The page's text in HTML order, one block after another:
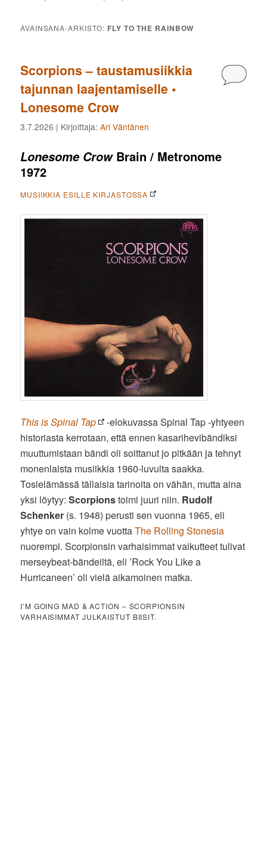
AVAINSANA-ARKISTO: FLY TO THE RAINBOW
Scorpions – taustamusiikkia
tajunnan laajentamiselle •
Lonesome Crow
3.7.2026 | Kirjoittaja:Ari Väntänen
Lonesome CrowBrain / Metronome
1972
MUSIIKKIA ESILLE KIRJASTOSSA
This is Spinal Tap
-elokuvassa Spinal Tap -yhtyeen
historiasta kerrotaan, että ennen kasarihevibändiksi
muuttumistaan bändi oli soittanut jo pitkään ja tehnyt
monenlaista musiikkia 1960-luvulta saakka.
Tosielämässä tällaisia tarinoita on vähän, mutta aina
yksi löytyy:Scorpionstoimi juuri niin. Rudolf
Schenker (s. 1948) perusti sen vuonna 1965, eli
yhtye on vain kolme vuottaThe Rolling Stonesia
nuorempi. Scorpionsin varhaisimmat vaikutteet tulivat
merseybeat-bändeiltä, eli ’Rock You Like a
Hurricaneen’ oli vielä aikamoinen matka.
I’M GOING MAD & ACTION – SCORPIONSIN
VARHAISIMMAT JULKAISTUT BIISIT.